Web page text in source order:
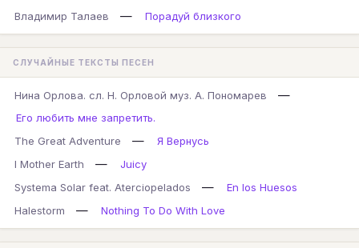
Владимир Талаев
— Порадуй близкого
СЛУЧАЙНЫЕ ТЕКСТЫ ПЕСЕН
Нина Орлова. сл. Н. Орловой муз. А. Пономарев —
Его любить мне запретить.
The Great Adventure
—
Я Вернусь
I Mother Earth
—
Juicy
Systema Solar feat. Aterciopelados
—
En los Huesos
Halestorm
— Nothing To Do With Love